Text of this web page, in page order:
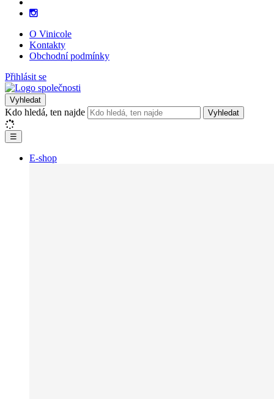
O Vinicole
Kontakty
Obchodní podmínky
Přihlásit se
Vyhledat
Kdo hledá, ten najde Vyhledat
☰
E-shop